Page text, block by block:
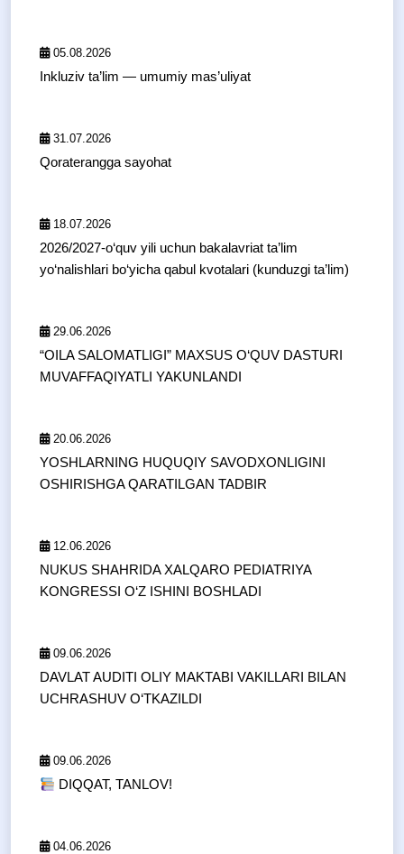
05.08.2026
Inkluziv ta’lim — umumiy mas’uliyat
31.07.2026
Qoraterangga sayohat
18.07.2026
2026/2027-o‘quv yili uchun bakalavriat ta’lim
yo‘nalishlari bo‘yicha qabul kvotalari (kunduzgi ta’lim)
29.06.2026
“OILA SALOMATLIGI” MAXSUS O‘QUV DASTURI
MUVAFFAQIYATLI YAKUNLANDI
20.06.2026
YOSHLARNING HUQUQIY SAVODXONLIGINI
OSHIRISHGA QARATILGAN TADBIR
12.06.2026
NUKUS SHAHRIDA XALQARO PEDIATRIYA
KONGRESSI O‘Z ISHINI BOSHLADI
09.06.2026
DAVLAT AUDITI OLIY MAKTABI VAKILLARI BILAN
UCHRASHUV O‘TKAZILDI
09.06.2026
DIQQAT, TANLOV!
04.06.2026